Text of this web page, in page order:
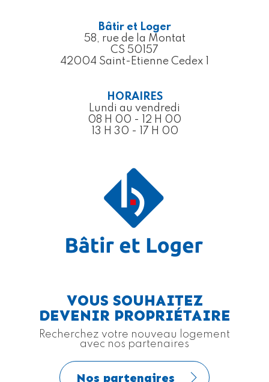
Bâtir et Loger
58, rue de la Montat
CS 50157
42004 Saint-Etienne Cedex 1
HORAIRES
Lundi au vendredi
08 H 00 - 12 H 00
13 H 30 - 17 H 00
VOUS SOUHAITEZ
DEVENIR PROPRIÉTAIRE
Recherchez votre nouveau logement
avec nos partenaires
Nos partenaires